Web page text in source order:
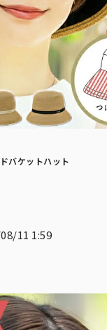
男性に
大サイ
バケットハット
11 1:59